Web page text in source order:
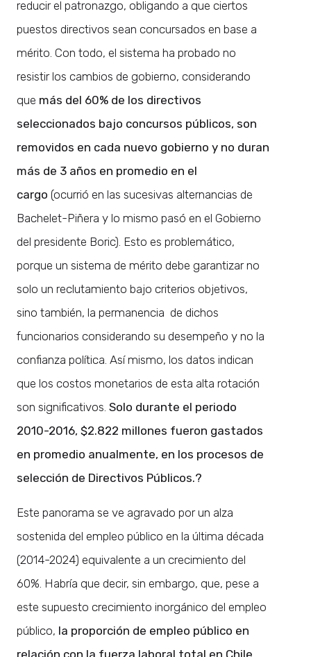
reducir el patronazgo, obligando a que ciertos
puestos directivos sean concursados en base a
mérito. Con todo, el sistema ha probado no
resistir los cambios de gobierno, considerando
que más del 60% de los directivos
seleccionados bajo concursos públicos, son
removidos en cada nuevo gobierno y no duran
más de 3 años en promedio en el
cargo (ocurrió en las sucesivas alternancias de
Bachelet-Piñera y lo mismo pasó en el Gobierno
del presidente Boric). Esto es problemático,
porque un sistema de mérito debe garantizar no
solo un reclutamiento bajo criterios objetivos,
sino también, la permanencia de dichos
funcionarios considerando su desempeño y no la
confianza política. Así mismo, los datos indican
que los costos monetarios de esta alta rotación
son significativos. Solo durante el periodo
2010-2016, $2.822 millones fueron gastados
en promedio anualmente, en los procesos de
selección de Directivos Públicos.?
Este panorama se ve agravado por un alza
sostenida del empleo público en la última década
(2014-2024) equivalente a un crecimiento del
60%. Habría que decir, sin embargo, que, pese a
este supuesto crecimiento inorgánico del empleo
público, la proporción de empleo público en
relación con la fuerza laboral total en Chile